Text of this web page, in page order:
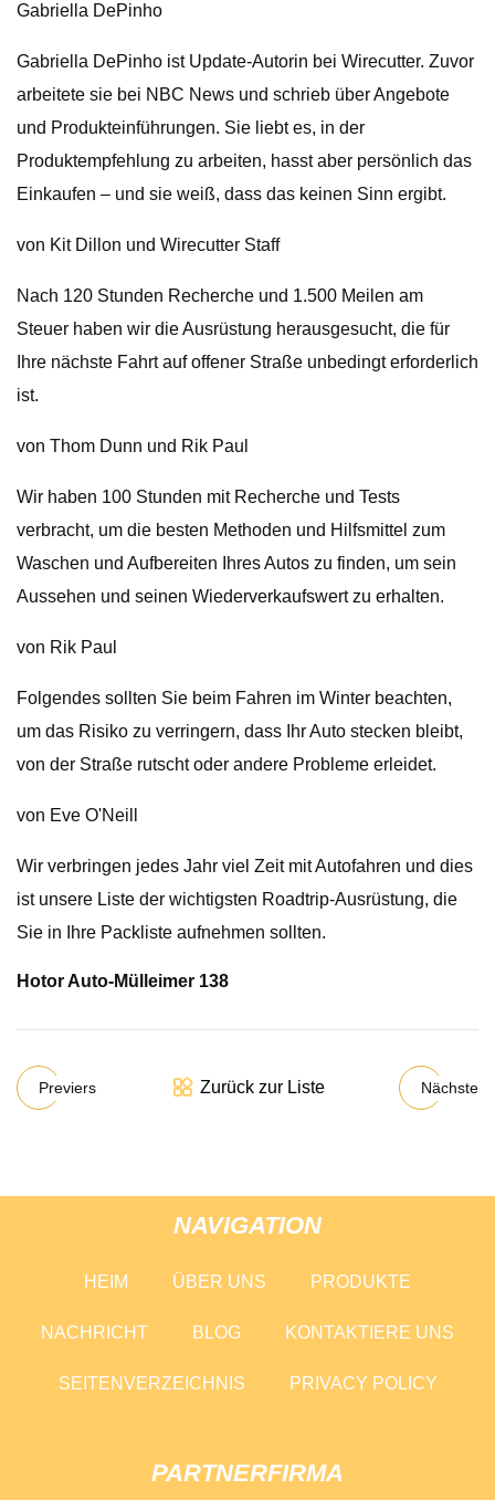
Gabriella DePinho
Gabriella DePinho ist Update-Autorin bei Wirecutter. Zuvor
arbeitete sie bei NBC News und schrieb über Angebote
und Produkteinführungen. Sie liebt es, in der
Produktempfehlung zu arbeiten, hasst aber persönlich das
Einkaufen – und sie weiß, dass das keinen Sinn ergibt.
von Kit Dillon und Wirecutter Staff
Nach 120 Stunden Recherche und 1.500 Meilen am
Steuer haben wir die Ausrüstung herausgesucht, die für
Ihre nächste Fahrt auf offener Straße unbedingt erforderlich
ist.
von Thom Dunn und Rik Paul
Wir haben 100 Stunden mit Recherche und Tests
verbracht, um die besten Methoden und Hilfsmittel zum
Waschen und Aufbereiten Ihres Autos zu finden, um sein
Aussehen und seinen Wiederverkaufswert zu erhalten.
von Rik Paul
Folgendes sollten Sie beim Fahren im Winter beachten,
um das Risiko zu verringern, dass Ihr Auto stecken bleibt,
von der Straße rutscht oder andere Probleme erleidet.
von Eve O'Neill
Wir verbringen jedes Jahr viel Zeit mit Autofahren und dies
ist unsere Liste der wichtigsten Roadtrip-Ausrüstung, die
Sie in Ihre Packliste aufnehmen sollten.
Hotor Auto-Mülleimer 138
Previers Zurück zur Liste Nächste
NAVIGATION
HEIM ÜBER UNS PRODUKTE
NACHRICHT BLOG KONTAKTIERE UNS
SEITENVERZEICHNIS PRIVACY POLICY
PARTNERFIRMA